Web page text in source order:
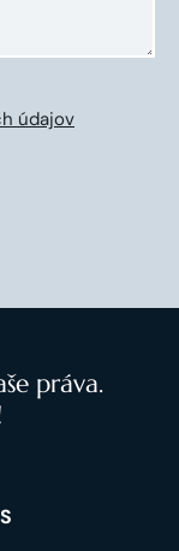
údajov
práva.